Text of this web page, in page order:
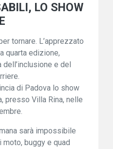
LO SHOW
tornare. L’apprezzato
quarta edizione,
dell’inclusione e del
di Padova lo show
presso Villa Rina, nelle
sarà impossibile
moto, buggy e quad